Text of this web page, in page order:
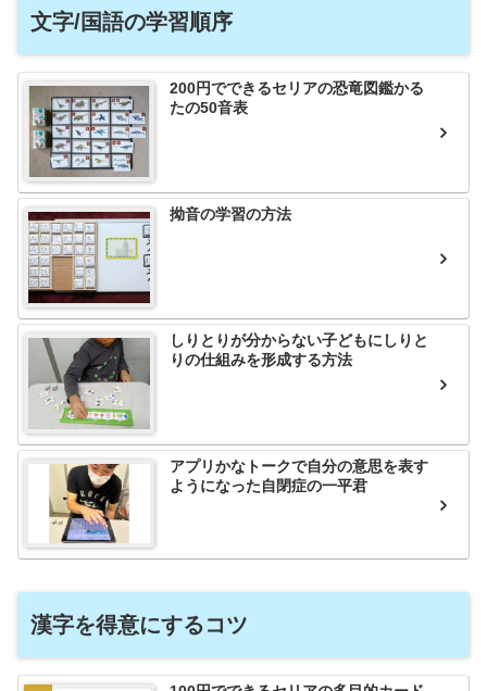
文字/国語の学習順序
200円でできるセリアの恐竜図鑑かる
たの50音表
拗音の学習の方法
しりとりが分からない子どもにしりと
りの仕組みを形成する方法
アプリかなトークで自分の意思を表す
ようになった自閉症の一平君
漢字を得意にするコツ